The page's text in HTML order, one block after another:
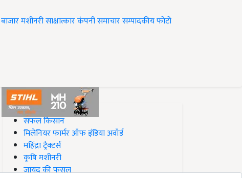
बाजारमशीनरीसाक्षात्कारकंपनी समाचारसम्पादकीयफोटो
#Top on Krishi Jagran
सफल किसान
मिलेनियर फार्मर ऑफ इंडिया अवॉर्ड
महिंद्रा ट्रैक्टर्स
कृषि मशीनरी
जायद की फसल